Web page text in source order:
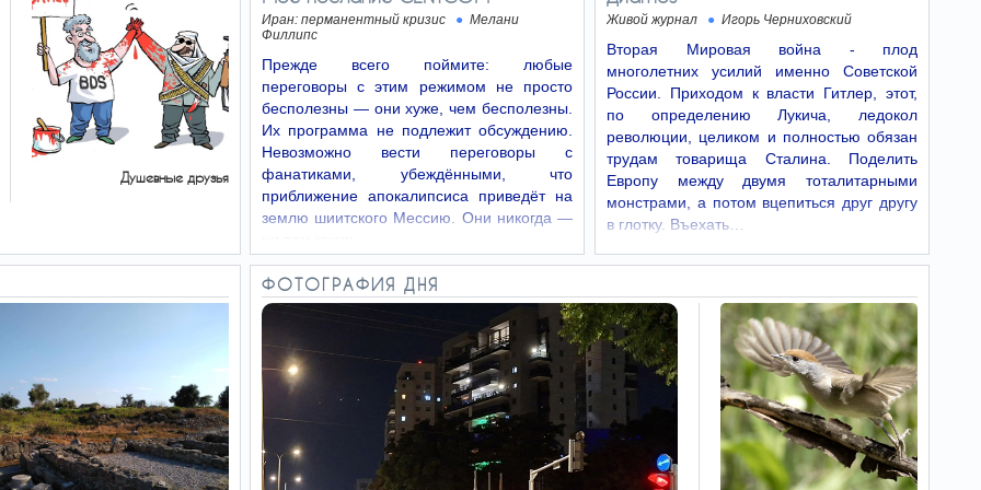
после Сталина.
19:44
Нехватка одного
витамина может в пять раз
повысить риск рака
Какой витамин нужен
организму, чтобы активно
противостоять болезням и почему его
нехватка грозит тяжелыми последствиями.
19:36
израильтянин получит
Суд обнаружил разницу между положенной и
фактической суммой выплат, после чего
Битуах Леуми обязали компенсировать
недостающие деньги.
19:35
Новый кабинет
Колумбии провел встречу
с главой МИД Израиля
Сааром
Министр иностранных дел Израиля Гидеон
Душевные друзья
Иран: перманентный кризис
Мелани
Филлипс
Прежде всего поймите: любые
переговоры с этим режимом не просто
бесполезны — они хуже, чем бесполезны.
Их программа не подлежит обсуждению.
Невозможно вести переговоры с
фанатиками, убеждёнными, что
приближение апокалипсиса приведёт на
землю шиитского Мессию. Они никогда —
Живой журнал Игорь Черниховский
Вторая Мировая война - плод
многолетних усилий именно Советской
России. Приходом к власти Гитлер, этот,
по определению Лукича, ледокол
революции, целиком и полностью обязан
трудам товарища Сталина. Поделить
Европу между двумя тоталитарными
монстрами, а потом вцепиться друг другу
в глотку. Въехать…
ФОТОГРАФИЯ ДНЯ